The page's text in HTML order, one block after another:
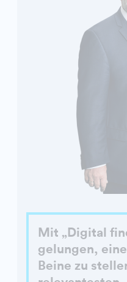
Mit „Digital
gelungen,
Beine zu